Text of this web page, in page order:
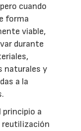
cuando
forma
viable,
durante
naturales y
a la
principio a
reutilización